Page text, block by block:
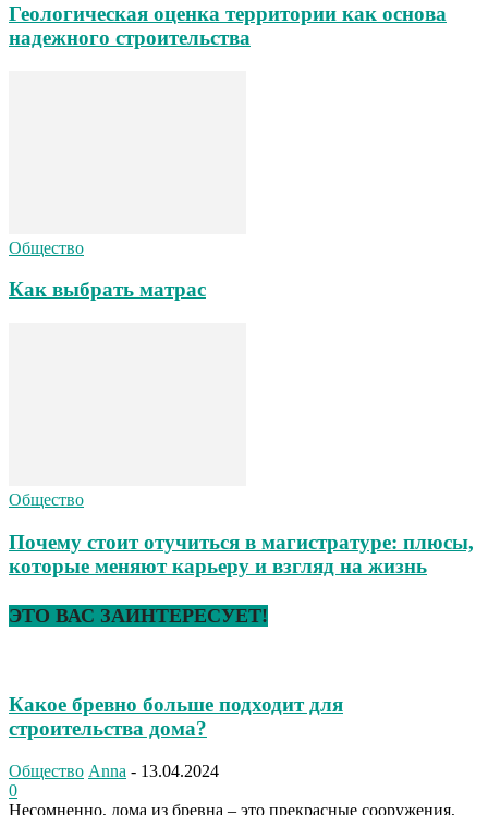
Геологическая оценка территории как основа
надежного строительства
Общество
Как выбрать матрас
Общество
Почему стоит отучиться в магистратуре: плюсы,
которые меняют карьеру и взгляд на жизнь
ЭТО ВАС ЗАИНТЕРЕСУЕТ!
Какое бревно больше подходит для
строительства дома?
Общество Anna - 13.04.2024
0
Несомненно, дома из бревна – это прекрасные сооружения,